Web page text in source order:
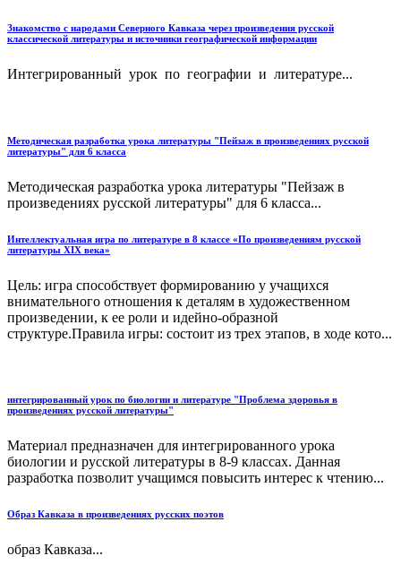
Знакомство с народами Северного Кавказа через произведения русской
классической литературы и источники географической информации
Интегрированный урок по географии и литературе...
Методическая разработка урока литературы "Пейзаж в произведениях русской
литературы" для 6 класса
Методическая разработка урока литературы "Пейзаж в
произведениях русской литературы" для 6 класса...
Интеллектуальная игра по литературе в 8 классе «По произведениям русской
литературы XIX века»
Цель: игра способствует формированию у учащихся
внимательного отношения к деталям в художественном
произведении, к ее роли и идейно-образной
структуре.Правила игры: состоит из трех этапов, в ходе кото...
интегрированный урок по биологии и литературе "Проблема здоровья в
произведениях русской литературы"
Материал предназначен для интегрированного урока
биологии и русской литературы в 8-9 классах. Данная
разработка позволит учащимся повысить интерес к чтению...
Образ Кавказа в произведениях русских поэтов
образ Кавказа...